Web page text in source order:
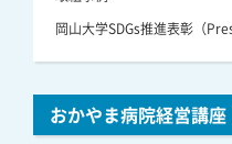
岡山大学SDGs推進表彰（
おかやま病院経営講座